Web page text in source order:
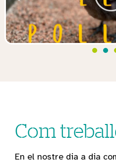
Com
En el nostre dia a dia